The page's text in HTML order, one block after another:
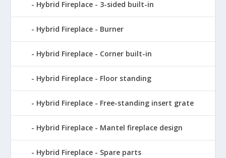
Hybrid Fireplace - 3-sided built-in
Hybrid Fireplace - Burner
Hybrid Fireplace - Corner built-in
Hybrid Fireplace - Floor standing
Hybrid Fireplace - Free-standing insert grate
Hybrid Fireplace - Mantel fireplace design
Hybrid Fireplace - Spare parts